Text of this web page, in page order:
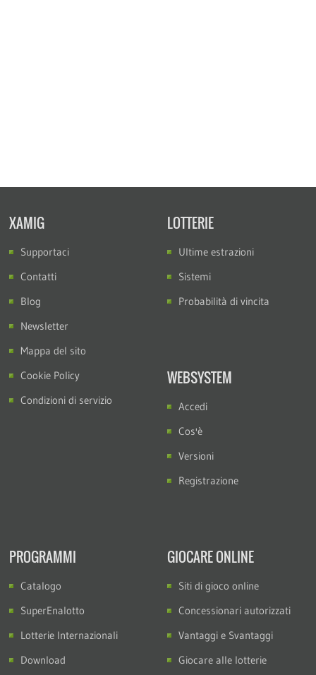
XAMIG
Supportaci
Contatti
Blog
Newsletter
Mappa del sito
Cookie Policy
Condizioni di servizio
LOTTERIE
Ultime estrazioni
Sistemi
Probabilità di vincita
WEBSYSTEM
Accedi
Cos'è
Versioni
Registrazione
PROGRAMMI
Catalogo
SuperEnalotto
Lotterie Internazionali
Download
GIOCARE ONLINE
Siti di gioco online
Concessionari autorizzati
Vantaggi e Svantaggi
Giocare alle lotterie